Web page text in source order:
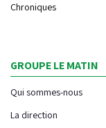
Chroniques
GROUPE LE MATIN
Qui sommes-nous
La direction